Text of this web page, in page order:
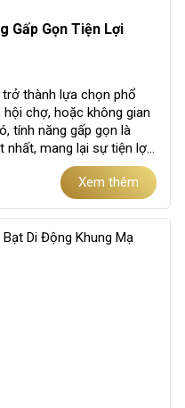
Gấp Gọn Tiện Lợi
thành lựa chọn phổ
chợ, hoặc không gian
tính năng gấp gọn là
mang lại sự tiện lợi
Xem thêm